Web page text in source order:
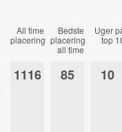
All time
placering
Bedste
placering
all time
Uger
top
1116 85 10